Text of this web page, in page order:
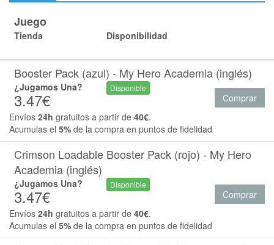
Juego
Tienda Disponibilidad
Booster Pack (azul) - My Hero Academia (inglés)
¿Jugamos Una?
3.47€
Disponible
Comprar
Envíos 24h gratuitos a partir de 40€.
Acumulas el 5% de la compra en puntos de fidelidad
Crimson Loadable Booster Pack (rojo) - My Hero
Academia (inglés)
¿Jugamos Una?
3.47€
Disponible
Comprar
Envíos 24h gratuitos a partir de 40€.
Acumulas el 5% de la compra en puntos de fidelidad